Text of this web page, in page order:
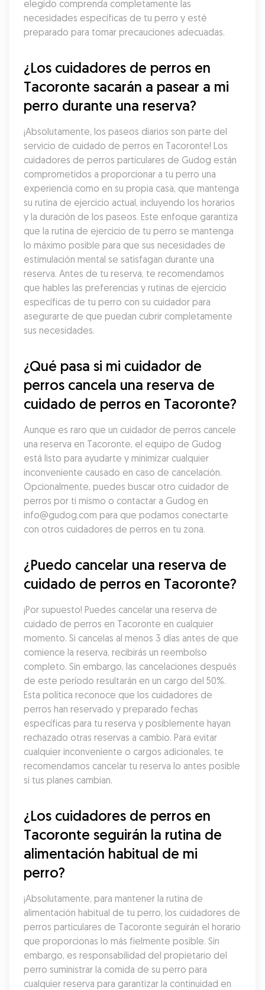
elegido comprenda completamente las
necesidades específicas de tu perro y esté
preparado para tomar precauciones adecuadas.
¿Los cuidadores de perros en
Tacoronte sacarán a pasear a mi
perro durante una reserva?
¡Absolutamente, los paseos diarios son parte del
servicio de cuidado de perros en Tacoronte! Los
cuidadores de perros particulares de Gudog están
comprometidos a proporcionar a tu perro una
experiencia como en su propia casa, que mantenga
su rutina de ejercicio actual, incluyendo los horarios
y la duración de los paseos. Este enfoque garantiza
que la rutina de ejercicio de tu perro se mantenga
lo máximo posible para que sus necesidades de
estimulación mental se satisfagan durante una
reserva. Antes de tu reserva, te recomendamos
que hables las preferencias y rutinas de ejercicio
específicas de tu perro con su cuidador para
asegurarte de que puedan cubrir completamente
sus necesidades.
¿Qué pasa si mi cuidador de
perros cancela una reserva de
cuidado de perros en Tacoronte?
Aunque es raro que un cuidador de perros cancele
una reserva en Tacoronte, el equipo de Gudog
está listo para ayudarte y minimizar cualquier
inconveniente causado en caso de cancelación.
Opcionalmente, puedes buscar otro cuidador de
perros por ti mismo o contactar a Gudog en
info@gudog.com para que podamos conectarte
con otros cuidadores de perros en tu zona.
¿Puedo cancelar una reserva de
cuidado de perros en Tacoronte?
¡Por supuesto! Puedes cancelar una reserva de
cuidado de perros en Tacoronte en cualquier
momento. Si cancelas al menos 3 días antes de que
comience la reserva, recibirás un reembolso
completo. Sin embargo, las cancelaciones después
de este período resultarán en un cargo del 50%.
Esta política reconoce que los cuidadores de
perros han reservado y preparado fechas
específicas para tu reserva y posiblemente hayan
rechazado otras reservas a cambio. Para evitar
cualquier inconveniente o cargos adicionales, te
recomendamos cancelar tu reserva lo antes posible
si tus planes cambian.
¿Los cuidadores de perros en
Tacoronte seguirán la rutina de
alimentación habitual de mi
perro?
¡Absolutamente, para mantener la rutina de
alimentación habitual de tu perro, los cuidadores de
perros particulares de Tacoronte seguirán el horario
que proporcionas lo más fielmente posible. Sin
embargo, es responsabilidad del propietario del
perro suministrar la comida de su perro para
cualquier reserva para garantizar la continuidad en